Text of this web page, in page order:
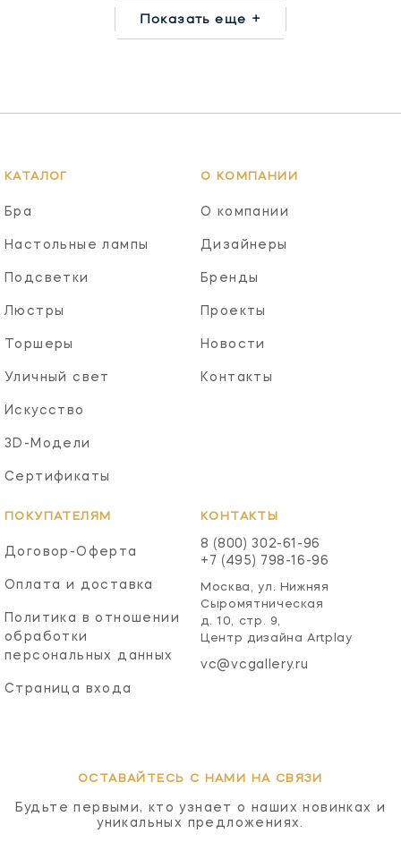
Показать еще +
КАТАЛОГ
Бра
Настольные лампы
Подсветки
Люстры
Торшеры
Уличный свет
Искусство
3D-Модели
Сертификаты
О КОМПАНИИ
О компании
Дизайнеры
Бренды
Проекты
Новости
Контакты
ПОКУПАТЕЛЯМ
Договор-Оферта
Оплата и доставка
Политика в отношении
обработки
персональных данных
Страница входа
КОНТАКТЫ
8 (800) 302-61-96
+7 (495) 798-16-96
Москва, ул. Нижняя
Сыромятническая
д. 10, стр. 9,
Центр дизайна Artplay
vc@vcgallery.ru
ОСТАВАЙТЕСЬ С НАМИ НА СВЯЗИ
Будьте первыми, кто узнает о наших новинках и
уникальных предложениях.